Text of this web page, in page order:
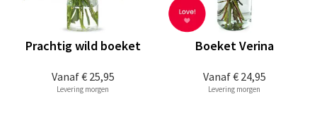
Vanaf€ 25,95
Prachtig wild boeket
Levering morgen
Vanaf€ 24,95
Boeket Verina
Levering morgen